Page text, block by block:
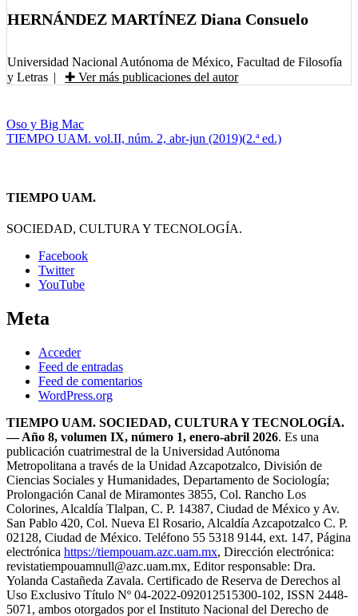
HERNÁNDEZ MARTÍNEZ Diana Consuelo
Universidad Nacional Autónoma de México, Facultad de Filosofía
y Letras | ✚ Ver más publicaciones del autor
Navegación
de
Oso y Big Mac
TIEMPO UAM. vol.II, núm. 2, abr-jun (2019)(2.ª ed.)
TIEMPO UAM.
SOCIEDAD, CULTURA Y TECNOLOGÍA.
Facebook
Twitter
YouTube
Meta
Acceder
Feed de entradas
Feed de comentarios
WordPress.org
TIEMPO UAM. SOCIEDAD, CULTURA Y TECNOLOGÍA.
— Año 8, volumen IX, número 1, enero-abril 2026. Es una
publicación cuatrimestral de la Universidad Autónoma
Metropolitana a través de la Unidad Azcapotzalco, División de
Ciencias Sociales y Humanidades, Departamento de Sociología;
Prolongación Canal de Miramontes 3855, Col. Rancho Los
Colorines, Alcaldía Tlalpan, C. P. 14387, Ciudad de México y Av.
San Pablo 420, Col. Nueva El Rosario, Alcaldía Azcapotzalco C. P.
02128, Ciudad de México. Teléfono 55 5318 9144, ext. 147, Página
electrónica https://tiempouam.azc.uam.mx, Dirección electrónica:
revistatiempouamnull@azc.uam.mx, Editor responsable: Dra.
Yolanda Castañeda Zavala. Certificado de Reserva de Derechos al
Uso Exclusivo Título Nº 04-2022-092012515300-102, ISSN 2448-
5071, ambos otorgados por el Instituto Nacional del Derecho de